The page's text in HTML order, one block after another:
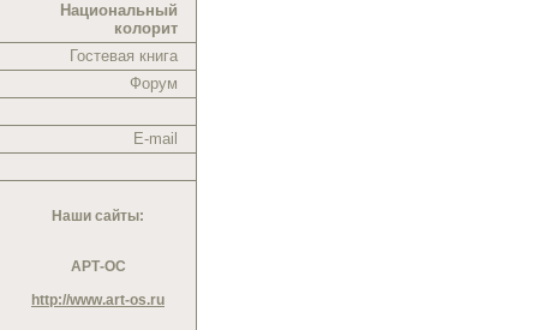
Национальный
колорит
Гостевая книга
Форум
E-mail
Наши сайты:
АРТ-ОС
http://www.art-os.ru